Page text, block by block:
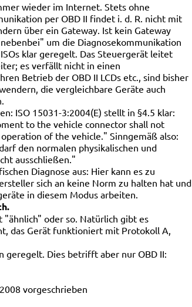
wieder im Internet. Stets ohne
per OBD II findet i. d. R. nicht mit
über ein Gateway. Ist kein Gateway
um die Diagnosekommunikation
klar geregelt. Das Steuergerät leitet
es verfällt nicht in einen
Betrieb der OBD II LCDs etc., sind bisher
die vergleichbare Geräte auch
ISO 15031-3:2004(E) stellt in §4.5 klar:
to the vehicle connector shall not
of the vehicle." Sinngemäß also:
den normalen physikalischen und
ausschließen."
Diagnose aus: Hier kann es zu
sich an keine Norm zu halten hat und
in diesem Modus arbeiten.
oder so. Natürlich gibt es
das Gerät funktioniert mit Protokoll A,
geregelt. Dies betrifft aber nur OBD II:
vorgeschrieben